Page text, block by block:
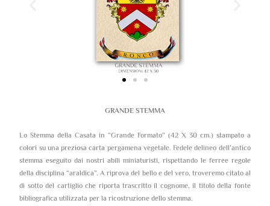
GRANDE STEMMA
Lo Stemma della Casata in “Grande Formato” (42 X 30 cm.) stampato a
colori su una preziosa carta pergamena vegetale. Fedele delineo dell’antico
stemma eseguito dai nostri abili miniaturisti, rispettando le ferree regole
della disciplina “araldica”. A riprova del bello e del vero, troveremo citato al
di sotto del cartiglio che riporta trascritto il cognome, il titolo della fonte
bibliografica utilizzata per la ricostruzione dello stemma.